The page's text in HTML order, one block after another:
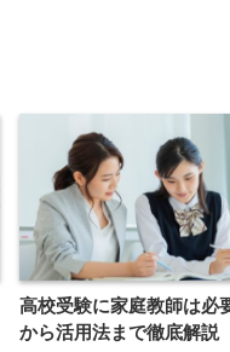
高校受験に家庭教師は必
から活用法まで徹底解説